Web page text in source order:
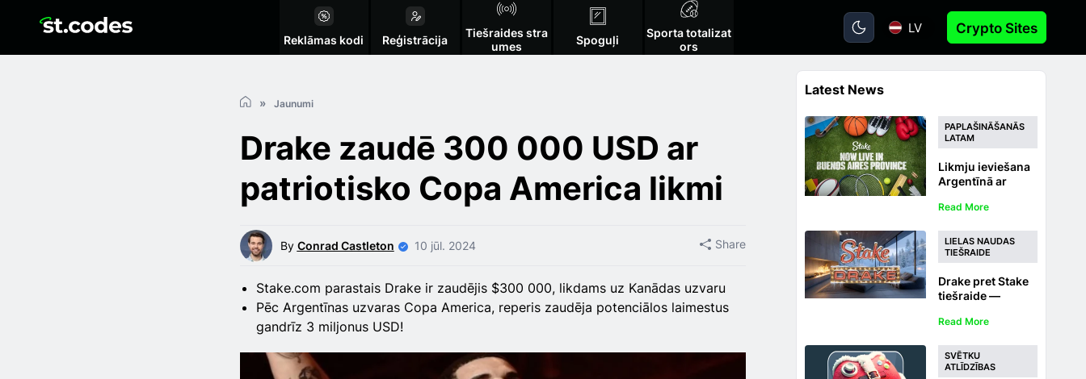
Reklāmas kodi Reģistrācija
Tiešraides stra
umes
Spoguļi
Sporta totalizat
ors
LV Crypto Sites
Jaunumi
Drake zaudē 300 000 USD ar
patriotisko Copa America likmi
By Conrad Castleton 10 jūl. 2024 Share
Stake.com parastais Drake ir zaudējis $300 000, likdams uz Kanādas uzvaru
Pēc Argentīnas uzvaras Copa America, reperis zaudēja potenciālos laimestus
gandrīz 3 miljonus USD!
Latest News
PAPLAŠINĀŠANĀS
LATAM
Likmju ieviešana
Argentīnā ar
Buenosairesas
totalizatoru un
kazino
Read More
LIELAS NAUDAS
TIEŠRAIDE
Drake pret Stake
tiešraide —
laimestus 2025.
decembrī
Read More
SVĒTKU
ATLĪDZĪBAS